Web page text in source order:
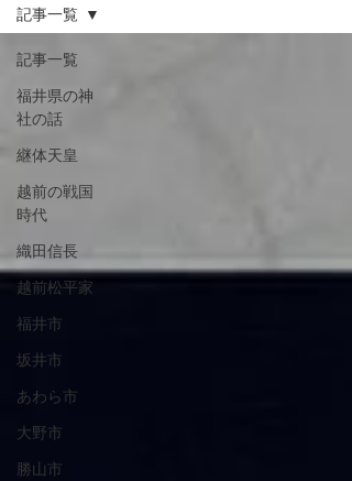
記事一覧
福井県の神
社の話
継体天皇
越前の戦国
時代
織田信長
越前松平家
福井市
坂井市
あわら市
大野市
勝山市
記事一覧